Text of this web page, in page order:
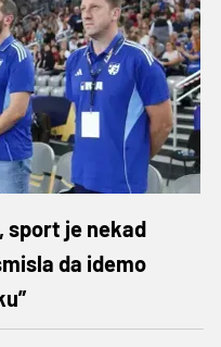
sport je nekad
da idemo